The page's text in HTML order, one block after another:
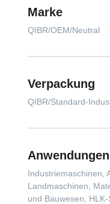
Marke
QIBR/OEM/Neutral
Verpackung
QIBR/Standard-
Anwendungen
Industriemaschinen,
Landmaschinen,
und Bauwesen,